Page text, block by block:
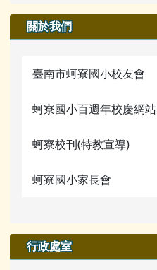
關於我們
臺南市蚵寮國小校友會
蚵寮國小百週年校慶網站
蚵寮校刊(特教宣導)
蚵寮國小家長會
行政處室